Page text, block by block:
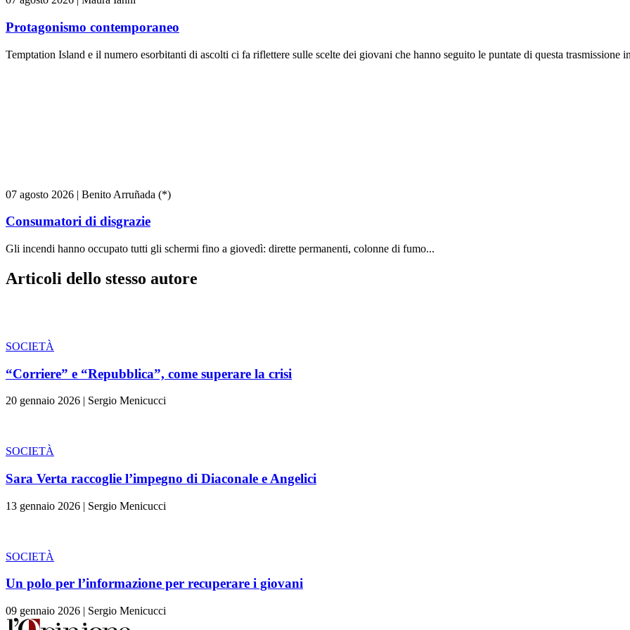
Protagonismo contemporaneo
Temptation Island e il numero esorbitanti di ascolti ci fa riflettere sulle scelte dei giovani che hanno seguito le puntate di questa trasmissione
07 agosto 2026 | Benito Arruñada (*)
Consumatori di disgrazie
Gli incendi hanno occupato tutti gli schermi fino a giovedì: dirette permanenti, colonne di fumo...
Articoli dello stesso autore
SOCIETÀ
“Corriere” e “Repubblica”, come superare la crisi
20 gennaio 2026 | Sergio Menicucci
SOCIETÀ
Sara Verta raccoglie l’impegno di Diaconale e Angelici
13 gennaio 2026 | Sergio Menicucci
SOCIETÀ
Un polo per l’informazione per recuperare i giovani
09 gennaio 2026 | Sergio Menicucci